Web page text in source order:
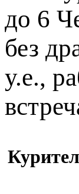
до 6
без
у.е.,